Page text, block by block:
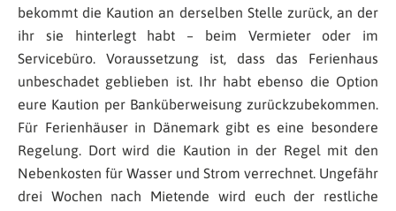
bekommt die Kaution an derselben Stelle zurück, an der
ihr sie hinterlegt habt – beim Vermieter oder im
Servicebüro. Voraussetzung ist, dass das Ferienhaus
unbeschadet geblieben ist. Ihr habt ebenso die Option
eure Kaution per Banküberweisung zurückzubekommen.
Für Ferienhäuser in Dänemark gibt es eine besondere
Regelung. Dort wird die Kaution in der Regel mit den
Nebenkosten für Wasser und Strom verrechnet. Ungefähr
drei Wochen nach Mietende wird euch der restliche